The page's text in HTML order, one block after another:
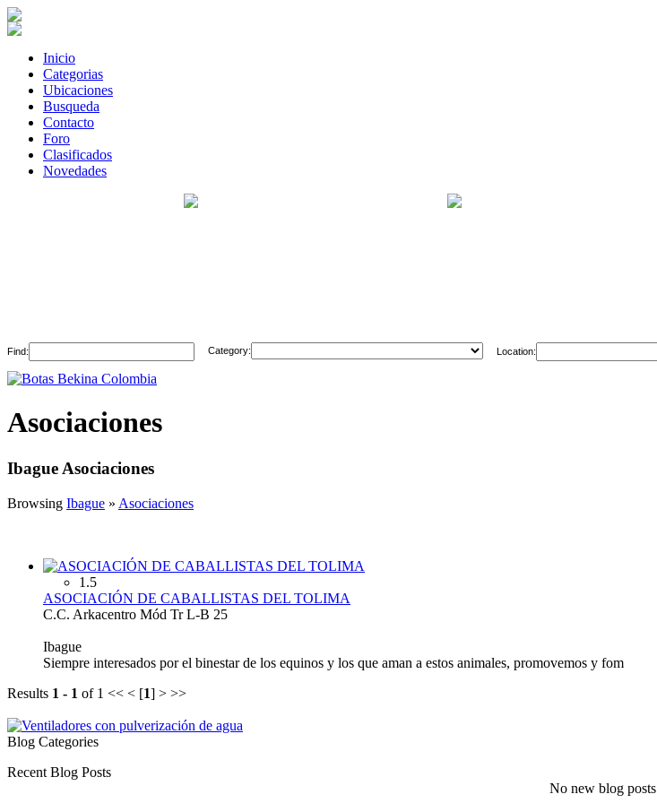
Inicio
Categorias
Ubicaciones
Busqueda
Contacto
Foro
Clasificados
Novedades
Find: Category: Location:
Asociaciones
Ibague Asociaciones
Browsing Ibague » Asociaciones
1.5
ASOCIACIÓN DE CABALLISTAS DEL TOLIMA
C.C. Arkacentro Mód Tr L-B 25
Ibague
Siempre interesados por el binestar de los equinos y los que aman a estos animales, promovemos y fom
Results 1 - 1 of 1 << < [1] > >>
Blog Categories
Recent Blog Posts
No new blog posts